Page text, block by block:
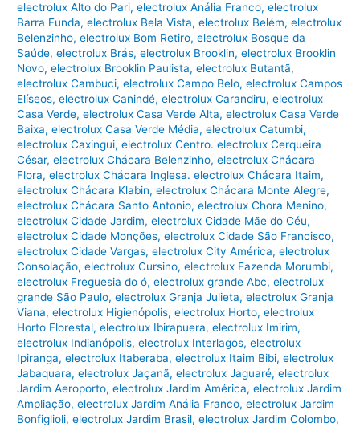
electrolux Alto do Pari,electrolux Anália Franco,electrolux
Barra Funda,electrolux Bela Vista,electrolux Belém,electrolux
Belenzinho,electrolux Bom Retiro,electrolux Bosque da
Saúde,electrolux Brás,electrolux Brooklin,electrolux Brooklin
Novo,electrolux Brooklin Paulista,electrolux Butantã,
electrolux Cambuci,electrolux Campo Belo,electrolux Campos
Elíseos,electrolux Canindé,electrolux Carandiru,electrolux
Casa Verde,electrolux Casa Verde Alta,electrolux Casa Verde
Baixa,electrolux Casa Verde Média,electrolux Catumbi,
electrolux Caxingui,electrolux Centro. electrolux Cerqueira
César,electrolux Chácara Belenzinho,electrolux Chácara
Flora,electrolux Chácara Inglesa. electrolux Chácara Itaim,
electrolux Chácara Klabin,electrolux Chácara Monte Alegre,
electrolux Chácara Santo Antonio,electrolux Chora Menino,
electrolux Cidade Jardim,electrolux Cidade Mãe do Céu,
electrolux Cidade Monções,electrolux Cidade São Francisco,
electrolux Cidade Vargas,electrolux City América,electrolux
Consolação,electrolux Cursino,electrolux Fazenda Morumbi,
electrolux Freguesia do ó,electrolux grande Abc,electrolux
grande São Paulo,electrolux Granja Julieta,electrolux Granja
Viana,electrolux Higienópolis,electrolux Horto,electrolux
Horto Florestal,electrolux Ibirapuera,electrolux Imirim,
electrolux Indianópolis,electrolux Interlagos,electrolux
Ipiranga,electrolux Itaberaba,electrolux Itaim Bibi,electrolux
Jabaquara,electrolux Jaçanã,electrolux Jaguaré,electrolux
Jardim Aeroporto,electrolux Jardim América,electrolux Jardim
Ampliação,electrolux Jardim Anália Franco,electrolux Jardim
Bonfiglioli,electrolux Jardim Brasil,electrolux Jardim Colombo,